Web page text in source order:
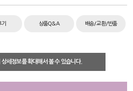
상품Q&A 배송/교환/반품
세정보를 확대해서 볼 수 있습니다.